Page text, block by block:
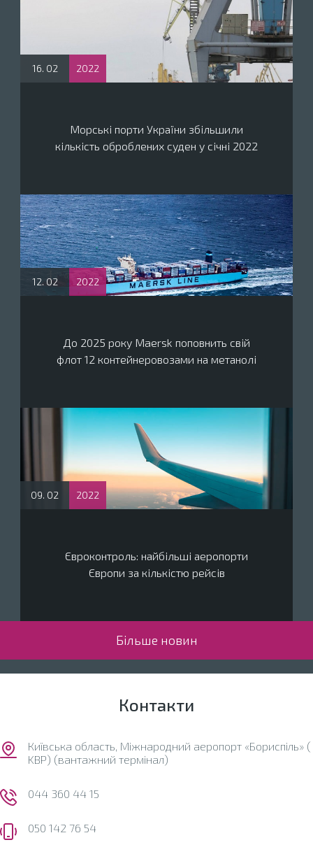
16. 02 2022
Морські порти України збільшили
кількість оброблених суден у січні 2022
12. 02 2022
До 2025 року Maersk поповнить свій
флот 12 контейнеровозами на метанолі
09. 02 2022
Євроконтроль: найбільші аеропорти
Європи за кількістю рейсів
Більше новин
Контакти
Київська область, Міжнародний аеропорт «Бориспіль» (
KBP) (вантажний термінал)
044 360 44 15
050 142 76 54